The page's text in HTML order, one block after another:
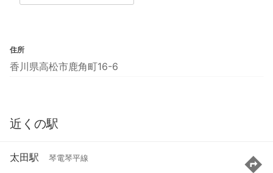
住所
香川県高松市鹿角町16-6
近くの駅
太田駅 琴電琴平線